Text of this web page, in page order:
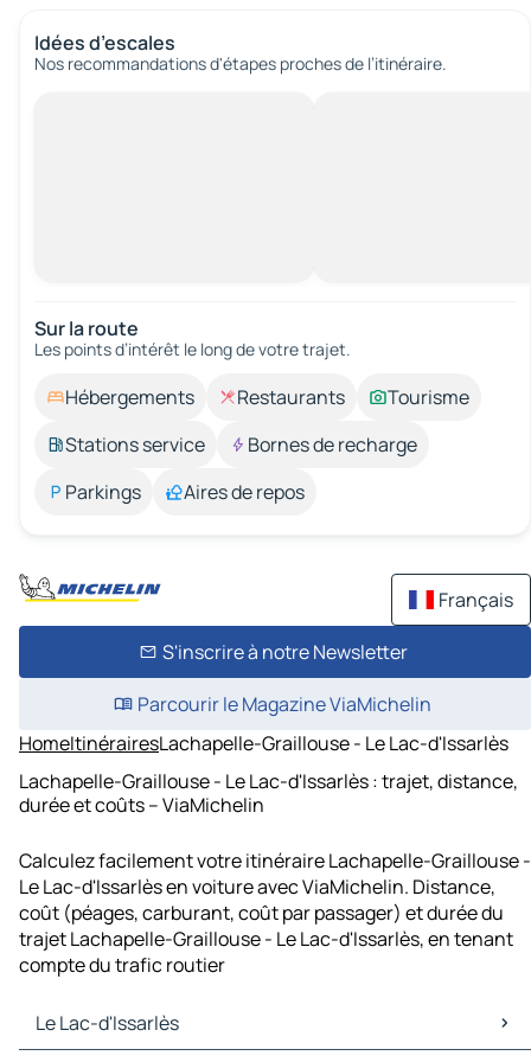
Idées d’escales
Nos recommandations d'étapes proches de l’itinéraire.
Sur la route
Les points d’intérêt le long de votre trajet.
Hébergements Restaurants
Tourisme
Stations service
Bornes de recharge
Parkings
Aires de repos
Français
S'inscrire à notre Newsletter
Parcourir le Magazine ViaMichelin
HomeItinérairesLachapelle-Graillouse - Le Lac-d'Issarlès
Lachapelle-Graillouse - Le Lac-d'Issarlès : trajet, distance,
durée et coûts – ViaMichelin
Calculez facilement votre itinéraire Lachapelle-Graillouse -
Le Lac-d'Issarlès en voiture avec ViaMichelin. Distance,
coût (péages, carburant, coût par passager) et durée du
trajet Lachapelle-Graillouse - Le Lac-d'Issarlès, en tenant
compte du trafic routier
Le Lac-d'Issarlès